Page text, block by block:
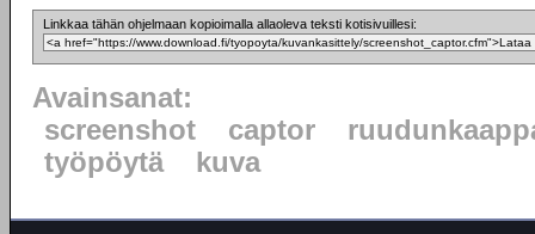
Linkkaa tähän ohjelmaan kopioimalla allaoleva teksti kotisivuillesi:
Avainsanat:
screenshot
captor
työpöytä
kuva